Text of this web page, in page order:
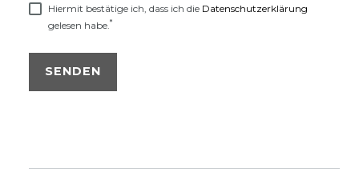
Hiermit bestätige ich, dass ich die Daten­schutz­erklärung
gelesen habe. *
SENDEN